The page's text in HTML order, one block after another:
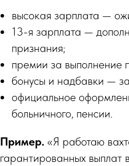
высокая зарплата —
13-я зарплата —
признания;
премии за выполнение
бонусы и надбавки —
официальное
больничного, пенсии.
Пример. «Я работаю
гарантированных